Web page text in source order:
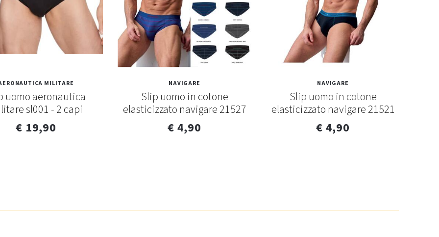
MILITARE
uomo aeronautica
sl001 - 2 capi
€ 19,90
NAVIGARE
Slip uomo in cotone
elasticizzato navigare 21527
€ 4,90
NAVIGARE
Slip uomo in cotone
elasticizzato navigare 21521
€ 4,90